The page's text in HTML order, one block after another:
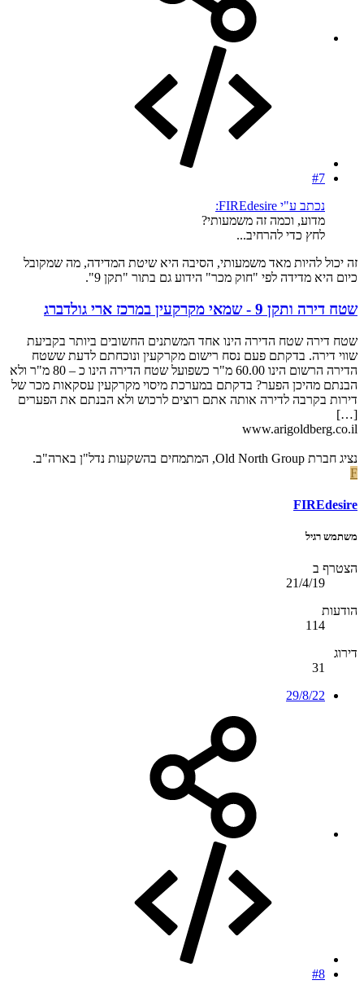
#7
נכתב ע"י FIREdesire:
מדוע, וכמה זה משמעותי?
לחץ כדי להרחיב...
זה יכול להיות מאד משמעותי, הסיבה היא שיטת המדידה, מה שמקובל
כיום היא מדידה לפי "חוק מכר" הידוע גם בתור "תקן 9".
שטח דירה ותקן 9 - שמאי מקרקעין במרכז ארי גולדברג
שטח דירה שטח הדירה הינו אחד המשתנים החשובים ביותר בקביעת
שווי דירה. בדקתם פעם נסח רישום מקרקעין ונוכחתם לדעת ששטח
הדירה הרשום הינו 60.00 מ"ר כשפועל שטח הדירה הינו כ – 80 מ"ר ולא
הבנתם מהיכן הפער? בדקתם במערכת מיסוי מקרקעין עסקאות מכר של
דירות בקרבה לדירה אותה אתם רוצים לרכוש ולא הבנתם את הפערים
[…]
www.arigoldberg.co.il
נציג חברת Old North Group, המתמחים בהשקעות נדל"ן בארה"ב.
F
FIREdesire
משתמש רגיל
הצטרף ב
21/4/19
הודעות
114
דירוג
31
29/8/22
#8